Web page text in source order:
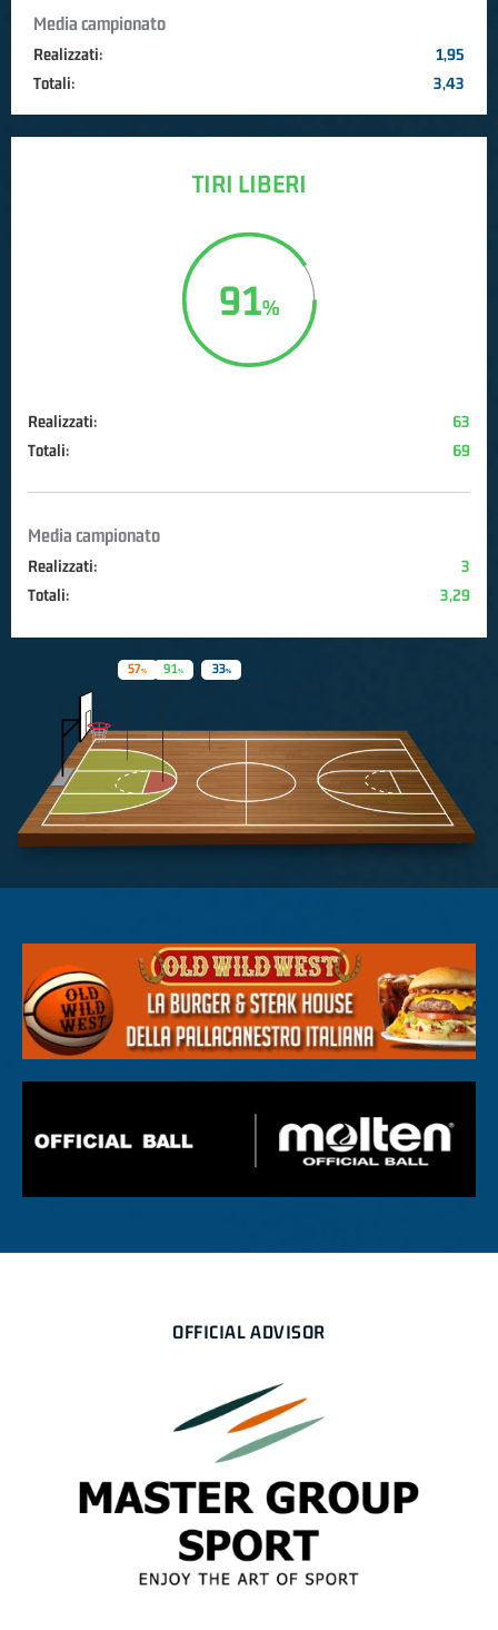
Media campionato
Realizzati:
1,95
Totali:
3,43
TIRI LIBERI
91
Realizzati:
63
Totali:
69
Media campionato
Realizzati:
3
Totali:
3,29
91
57 33
OFFICIAL ADVISOR